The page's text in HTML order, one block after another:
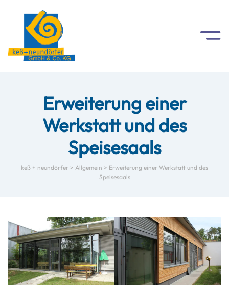
Erweiterung einer
Werkstatt und des
Speisesaals
keß + neundörfer > Allgemein > Erweiterung einer Werkstatt und des
Speisesaals
Referenzliste
Datenschutz